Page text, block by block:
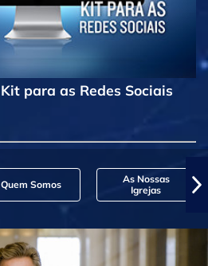
para as Redes Sociais
Quem Somos
As Nossas
Igrejas